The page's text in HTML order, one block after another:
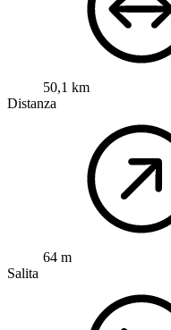
50,1 km
Distanza
64 m
Salita